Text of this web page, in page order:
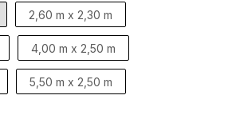
2,60 m x 2,30 m
4,00 m x 2,50 m
5,50 m x 2,50 m